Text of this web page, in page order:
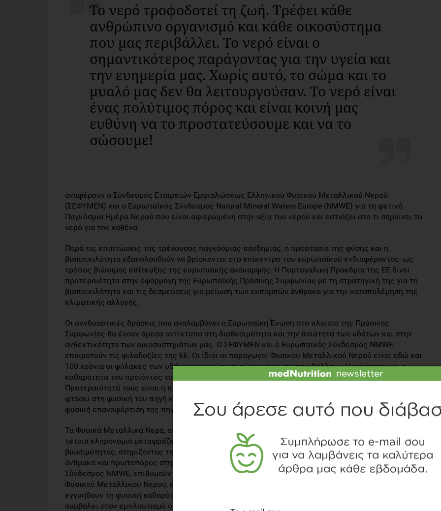
Το νερό τροφοδοτεί τη ζωή. Τρέφει κάθε
ανθρώπινο οργανισμό και κάθε οικοσύστημα
που μας περιβάλλει. Το νερό είναι ο
σημαντικότερος παράγοντας για την υγεία και
την ευημερία μας. Χωρίς αυτό, το σώμα και το
μυαλό μας δεν θα λειτουργούσαν. Το νερό είναι
ένας πολύτιμος πόρος και είναι κοινή μας
ευθύνη να το προστατεύσουμε και να το
σώσουμε!
αναφέρουν ο Σύνδεσμος Εταιρειών Εμφιαλώσεως Ελληνικού Φυσικού Μεταλλικού Νερού
(ΣΕΦΥΜΕΝ) και ο Ευρωπαϊκός Σύνδεσμος Natural Mineral Waters Europe (NMWE) για τη φετινή
Παγκόσμια Ημέρα Νερού που είναι αφιερωμένη στην αξία του νερού και εστιάζει στο τι σημαίνει το
νερό για τον καθένα.
Παρά τις επιπτώσεις της τρέχουσας παγκόσμιας πανδημίας, η προστασία της φύσης και η
βιοποικιλότητα εξακολουθούν να βρίσκονται στο επίκεντρο του ευρωπαϊκού ενδιαφέροντος, ως
τρόπος βιώσιμης επίτευξης της ευρωπαϊκής ανάκαμψης. Η Πορτογαλική Προεδρία της ΕΕ δίνει
προτεραιότητα στην εφαρμογή της Ευρωπαϊκής Πράσινης Συμφωνίας με τη στρατηγική της για τη
βιοποικιλότητα και τις δεσμεύσεις για μείωση των εκπομπών άνθρακα για την καταπολέμηση της
κλιματικής αλλαγής.
Οι συνδυαστικές δράσεις που αναλαμβάνει η Ευρωπαϊκή Ένωση στο πλαίσιο της Πράσινης
Συμφωνίας θα έχουν άμεσο αντίκτυπο στη διαθεσιμότητα και την ποιότητα των υδάτων και στην
ανθεκτικότητα των οικοσυστημάτων μας. Ο ΣΕΦΥΜΕΝ και ο Ευρωπαϊκός Σύνδεσμος ΝΜWE,
επικροτούν τις φιλοδοξίες της ΕΕ. Οι ίδιοι οι παραγωγοί Φυσικού Μεταλλικού Νερού είναι εδώ και
100 χρόνια οι φύλακες των υδάτινων πηγών και χώρων που τις περιβάλλουν. Η ποιότητα και η
καθαρότητα του προϊόντος τους εξαρτάται από ένα άθικτο περιβάλλον, απαλλαγμένο από ρύπανση.
Προτεραιότητά τους είναι η προστασία του περιβάλλοντος μέσω του οποίου ρέει το νερό για να
φτάσει στη φυσική του πηγή και να διασφαλιστεί ότι η ποσότητα του νερού που αντλείται σέβεται τη
φυσική επαναφόρτιση της πηγής για να εξασφαλιστεί η διαθεσιμότητα για τις μελλοντικές γενιές.
Τα Φυσικά Μεταλλικά Νερά, αποτελούν μέρος μιας μακράς ευρωπαϊκής κληρονομιάς. Σήμερα, μια
τέτοια κληρονομιά μεταφράζεται για τους παραγωγούς, στο να γίνουν «πρεσβευτές» της
βιωσιμότητας, στηρίζοντας τη φιλοδοξία της Ευρώπης να είναι ουδέτερη ως προς το αποτύπωμα
άνθρακα και πρωτοπόρος στη διατήρηση της βιοποικιλότητας. Ο ΣΕΦΥΜΕΝ και ο Ευρωπαϊκός
Σύνδεσμος NMWE, επιθυμούν ο κλάδος να συνεχίσει να αποτελεί ηγετική δύναμη: «Οι παραγωγοί
Φυσικού Μεταλλικού Νερού, έχουν μακρά ιστορία στην προστασία των πηγών προκειμένου να
εγγυηθούν τη φυσική καθαρότητα των υδάτων τους, αποτελεί μέρος του DNA τους και έχουν φυσικά
συμβάλει στον εμπλουτισμό υγιών, ακμαζόντων περιβαλλόντων. Εκτός από την προστασία των